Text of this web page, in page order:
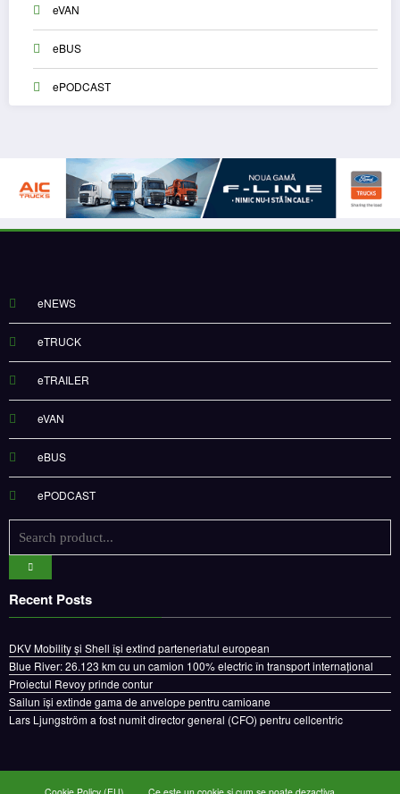
eVAN
eBUS
ePODCAST
eNEWS
eTRUCK
eTRAILER
eVAN
eBUS
ePODCAST
Recent Posts
DKV Mobility și Shell își extind parteneriatul european
Blue River: 26.123 km cu un camion 100% electric în transport internațional
Proiectul Revoy prinde contur
Sailun își extinde gama de anvelope pentru camioane
Lars Ljungström a fost numit director general (CFO) pentru cellcentric